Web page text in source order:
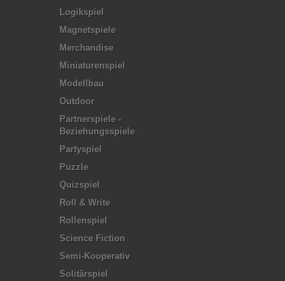
Logikspiel
Magnetspiele
Merchandise
Miniaturenspiel
Modellbau
Outdoor
Partnerspiele -
Beziehungsspiele
Partyspiel
Puzzle
Quizspiel
Roll & Write
Rollenspiel
Science Fiction
Semi-Kooperativ
Solitärspiel